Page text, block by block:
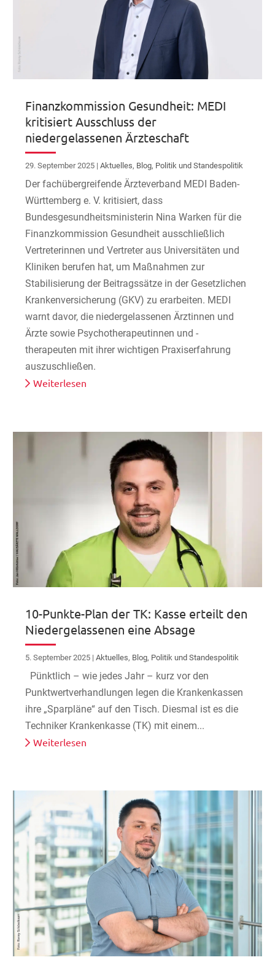
Finanzkommission Gesundheit: MEDI
kritisiert Ausschluss der
niedergelassenen Ärzteschaft
29. September 2025 |Aktuelles, Blog, Politik und Standespolitik
Der fachübergreifende Ärzteverband MEDI Baden-
Württemberg e. V. kritisiert, dass
Bundesgesundheitsministerin Nina Warken für die
Finanzkommission Gesundheit ausschließlich
Vertreterinnen und Vertreter aus Universitäten und
Kliniken berufen hat, um Maßnahmen zur
Stabilisierung der Beitragssätze in der Gesetzlichen
Krankenversicherung (GKV) zu erarbeiten. MEDI
warnt davor, die niedergelassenen Ärztinnen und
Ärzte sowie Psychotherapeutinnen und -
therapeuten mit ihrer wichtigen Praxiserfahrung
auszuschließen.
Weiterlesen
10-Punkte-Plan der TK: Kasse erteilt den
Niedergelassenen eine Absage
5. September 2025 |Aktuelles, Blog, Politik und Standespolitik
Pünktlich – wie jedes Jahr – kurz vor den
Punktwertverhandlungen legen die Krankenkassen
ihre „Sparpläne“ auf den Tisch. Diesmal ist es die
Techniker Krankenkasse (TK) mit einem...
Weiterlesen